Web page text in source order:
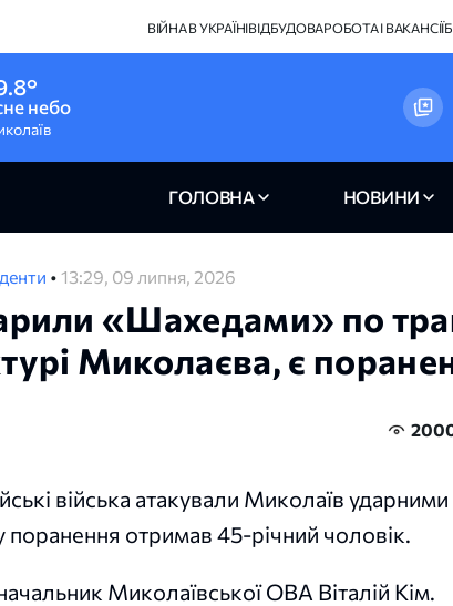
ВІЙНА В УКРАЇНІВІДБУДОВАРОБОТА І ВАКАНСІЇ
небо
ГОЛОВНА НОВИНИ
• 13:29, 09 липня, 2026
«Шахедами» по
Миколаєва, є
війська атакували Миколаїв
поранення отримав 45-річний чоловік.
Миколаївської ОВА Віталій Кім.